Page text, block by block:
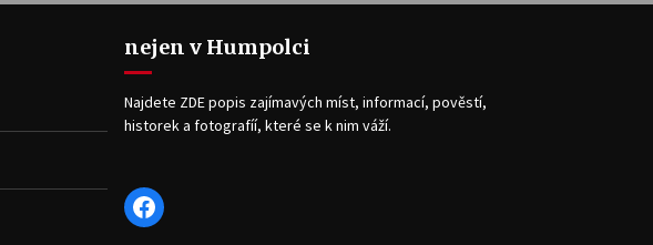
nejen v Humpolci
Najdete ZDE popis zajímavých míst, informací, pověstí,
historek a fotografíí, které se k nim váží.
Facebook